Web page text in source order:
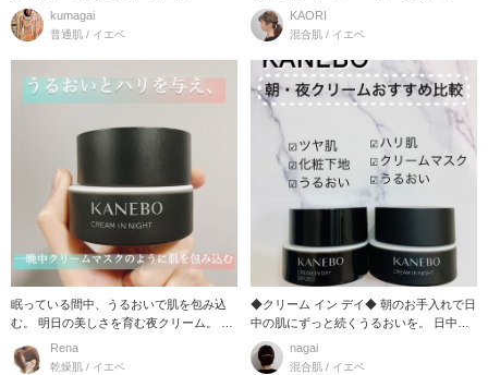
だ、体温が低
kumagai
普通肌 / イエベ
み込み、翌
KAORI
混合肌 / イエベ
眠っている間中、うるおいで肌を包み込
む。 明日の美しさを育む夜クリーム。 カ
ネボウ クリ
Rena
乾燥肌 / イエベ
◆クリーム イン デイ◆ 朝のお手入れで日
中の肌にずっと続くうるおいを。 日中ず
っとうるお
nagai
混合肌 / イエベ